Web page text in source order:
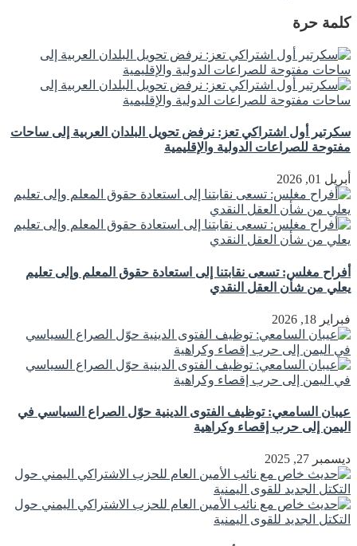
كلمة حرة
سكرتير أول اشتراكي تعز: نرفض تحويل البلدان العربية إلى ساحات
مفتوحة للصراعات الدولية والإقليمية
أبريل 01, 2026
أفراح مغلس: تسعى نقابتنا إلى استعادة حقوق المعلم وإلى تعليم
يعلي من شأن العقل النقدي
فبراير 18, 2026
عيبان السامعي: توظيف الفتوى الدينية حوّل الصراع السياسي في
اليمن إلى حرب إقصاء وكراهية
ديسمبر 27, 2025